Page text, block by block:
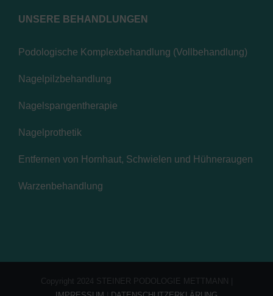
UNSERE BEHANDLUNGEN
Podologische Komplexbehandlung (Vollbehandlung)
Nagelpilzbehandlung
Nagelspangentherapie
Nagelprothetik
Entfernen von Hornhaut, Schwielen und Hühneraugen
Warzenbehandlung
Copyright 2024 STEINER PODOLOGIE METTMANN |